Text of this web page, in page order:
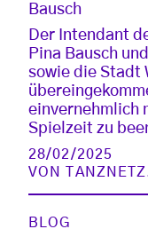
Bausch
Der Intendant
Pina Bausch
sowie die Stadt
einvernehmlich
Spielzeit zu
28/02/2025
VON
BLOG